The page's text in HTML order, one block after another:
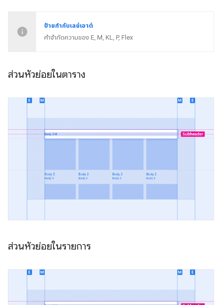
ป้ายกำกับเลย์เอาต์
คำจำกัดความของ E, M, KL, P, Flex
ส่วนหัวย่อยในตาราง
ส่วนหัวย่อยในรายการ